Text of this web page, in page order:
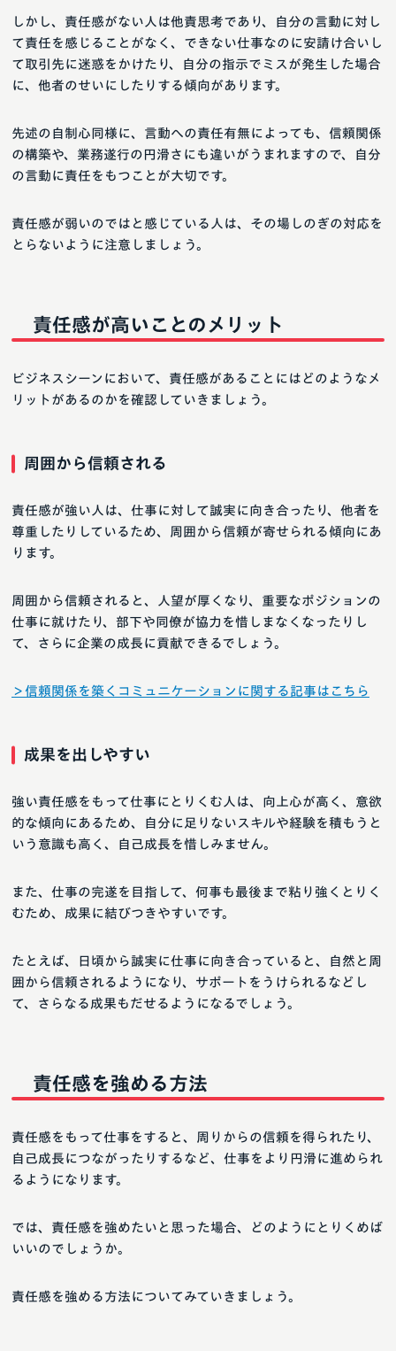
しかし、責任感がない人は他責思考であり、自分の言動に対し
て責任を感じることがなく、できない仕事なのに安請け合いし
て取引先に迷惑をかけたり、自分の指示でミスが発生した場合
に、他者のせいにしたりする傾向があります。
先述の自制心同様に、言動への責任有無によっても、信頼関係
の構築や、業務遂行の円滑さにも違いがうまれますので、自分
の言動に責任をもつことが大切です。
責任感が弱いのではと感じている人は、その場しのぎの対応を
とらないように注意しましょう。
責任感が高いことのメリット
ビジネスシーンにおいて、責任感があることにはどのようなメ
リットがあるのかを確認していきましょう。
周囲から信頼される
責任感が強い人は、仕事に対して誠実に向き合ったり、他者を
尊重したりしているため、周囲から信頼が寄せられる傾向にあ
ります。
周囲から信頼されると、人望が厚くなり、重要なポジションの
仕事に就けたり、部下や同僚が協力を惜しまなくなったりし
て、さらに企業の成長に貢献できるでしょう。
＞信頼関係を築くコミュニケーションに関する記事はこちら
成果を出しやすい
強い責任感をもって仕事にとりくむ人は、向上心が高く、意欲
的な傾向にあるため、自分に足りないスキルや経験を積もうと
いう意識も高く、自己成長を惜しみません。
また、仕事の完遂を目指して、何事も最後まで粘り強くとりく
むため、成果に結びつきやすいです。
たとえば、日頃から誠実に仕事に向き合っていると、自然と周
囲から信頼されるようになり、サポートをうけられるなどし
て、さらなる成果もだせるようになるでしょう。
責任感を強める方法
責任感をもって仕事をすると、周りからの信頼を得られたり、
自己成長につながったりするなど、仕事をより円滑に進められ
るようになります。
では、責任感を強めたいと思った場合、どのようにとりくめば
いいのでしょうか。
責任感を強める方法についてみていきましょう。